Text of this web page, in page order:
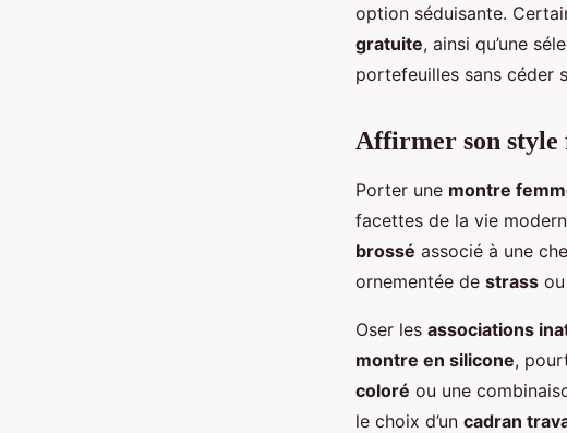
option séduisante.
gratuite, ainsi qu’une
portefeuilles sans céder
Affirmer son style
Porter une montre
facettes de la vie
brossé associé à une
ornementée de strass
Oser les associations
montre en silicone,
coloré ou une
le choix d’un cadran